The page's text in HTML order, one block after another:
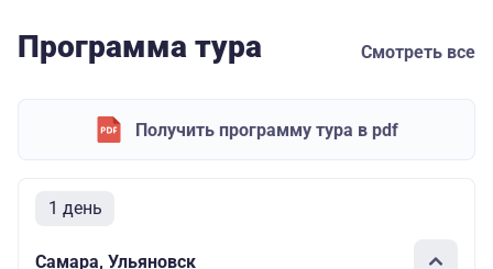
Программа тура Смотреть все
Получить программу тура в pdf
1 день
Самара, Ульяновск